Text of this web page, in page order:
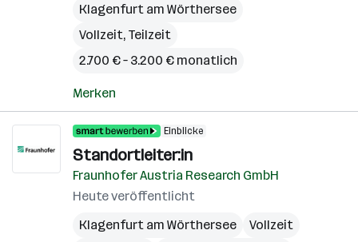
Klagenfurt am Wörthersee
Vollzeit, Teilzeit
2.700 € – 3.200 € monatlich
Merken
Einblicke
Standortleiter:in
Fraunhofer Austria Research GmbH
Heute veröffentlicht
Klagenfurt am Wörthersee
Vollzeit